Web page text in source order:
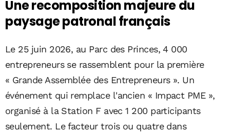
Une recomposition majeure du
paysage patronal français
Le 25 juin 2026, au Parc des Princes, 4 000
entrepreneurs se rassemblent pour la première
« Grande Assemblée des Entrepreneurs ». Un
événement qui remplace l'ancien « Impact PME »,
organisé à la Station F avec 1 200 participants
seulement. Le facteur trois ou quatre dans